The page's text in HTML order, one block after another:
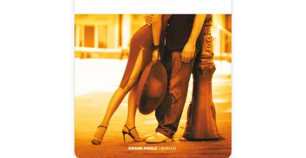
abrazo
Date de parution :
09/05/2019
Le nouveau roman d’Isabelle
Vouin nous emporte dans une
histoire d’amour intense et
subtile.